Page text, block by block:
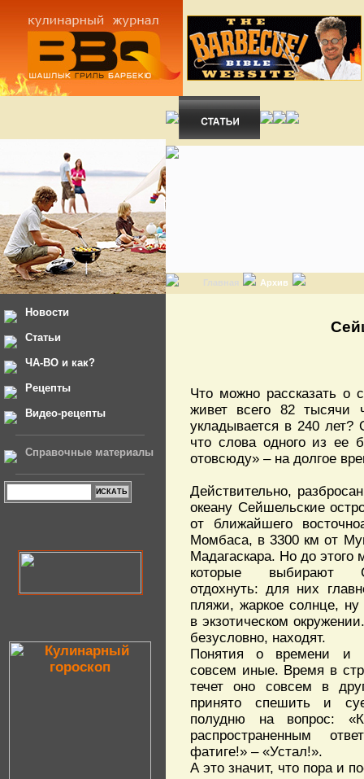
Главная Архив
Новости
Статьи
ЧА-ВО и как?
Рецепты
Видео-рецепты
Справочные материалы
Что можно рассказать о
живет всего 82 тысячи
укладывается в 240
что слова одного из ее
отовсюду» – на долгое
Действительно,
океану Сейшельские
от ближайшего
Момбаса, в 3300 км от
Мадагаскара. Но до этого
которые выбирают
отдохнуть: для них
пляжи, жаркое солнце,
в экзотическом
безусловно, находят.
Понятия о времени и
совсем иные. Время в
течет оно совсем в
принято спешить и
полудню на вопрос:
распространенным
фатиге!» – «Устал!».
А это значит, что пора и